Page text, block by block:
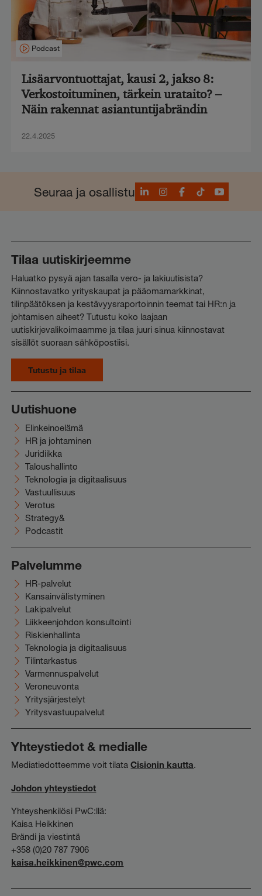
Podcast
Lisäarvontuottajat, kausi 2, jakso 8:
Verkostoituminen, tärkein urataito? –
Näin rakennat asiantuntijabrändin
22.4.2025
Seuraa ja osallistuLinkedInInstagram
Facebook
TikTokYouTube
Tilaa uutiskirjeemme
Haluatko pysyä ajan tasalla vero- ja lakiuutisista?
Kiinnostavatko yrityskaupat ja pääomamarkkinat,
tilinpäätöksen ja kestävyysraportoinnin teemat tai HR:n ja
johtamisen aiheet? Tutustu koko laajaan
uutiskirjevalikoimaamme ja tilaa juuri sinua kiinnostavat
sisällöt suoraan sähköpostiisi.
Tutustu ja tilaa
Uutishuone
Elinkeinoelämä
HR ja johtaminen
Juridiikka
Taloushallinto
Teknologia ja digitaalisuus
Vastuullisuus
Verotus
Strategy&
Podcastit
Palvelumme
HR-palvelut
Kansainvälistyminen
Lakipalvelut
Liikkeenjohdon konsultointi
Riskienhallinta
Teknologia ja digitaalisuus
Tilintarkastus
Varmennuspalvelut
Veroneuvonta
Yritysjärjestelyt
Yritysvastuupalvelut
Yhteystiedot & medialle
Mediatiedotteemme voit tilataCisionin kautta.
Johdon yhteystiedot
Yhteyshenkilösi PwC:llä:
Kaisa Heikkinen
Brändi ja viestintä
+358 (0)20 787 7906
kaisa.heikkinen@pwc.com